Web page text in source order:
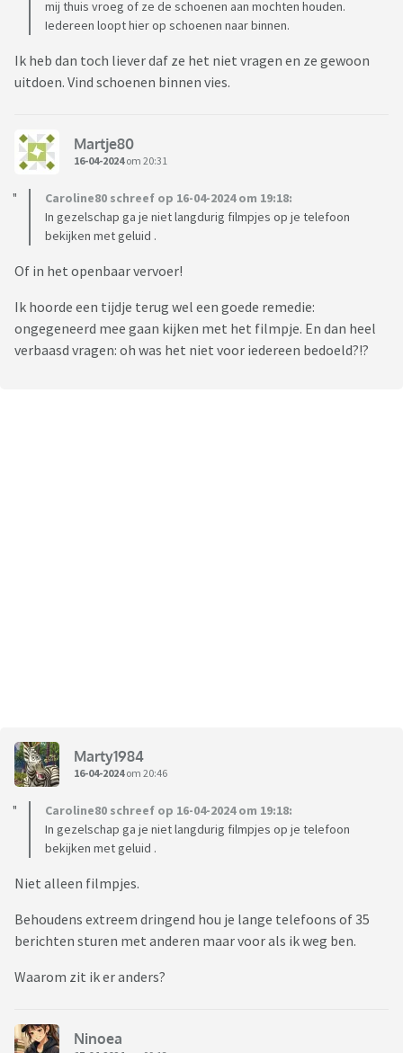
mij thuis vroeg of ze de schoenen aan mochten houden.
Iedereen loopt hier op schoenen naar binnen.
Ik heb dan toch liever daf ze het niet vragen en ze gewoon
uitdoen. Vind schoenen binnen vies.
Martje80
16-04-2024om 20:31
Caroline80 schreef op 16-04-2024 om 19:18:
In gezelschap ga je niet langdurig filmpjes op je telefoon
bekijken met geluid .
Of in het openbaar vervoer!
Ik hoorde een tijdje terug wel een goede remedie:
ongegeneerd mee gaan kijken met het filmpje. En dan heel
verbaasd vragen: oh was het niet voor iedereen bedoeld?!?
Marty1984
16-04-2024om 20:46
Caroline80 schreef op 16-04-2024 om 19:18:
In gezelschap ga je niet langdurig filmpjes op je telefoon
bekijken met geluid .
Niet alleen filmpjes.
Behoudens extreem dringend hou je lange telefoons of 35
berichten sturen met anderen maar voor als ik weg ben.
Waarom zit ik er anders?
Ninoea